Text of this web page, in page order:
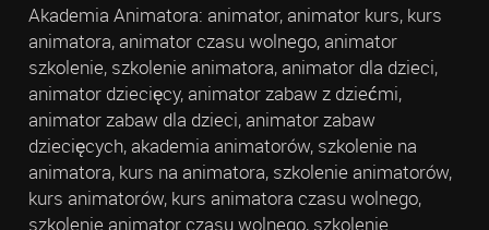
Akademia Animatora: animator, animator kurs, kurs
animatora, animator czasu wolnego, animator
szkolenie, szkolenie animatora, animator dla dzieci,
animator dziecięcy, animator zabaw z dziećmi,
animator zabaw dla dzieci, animator zabaw
dziecięcych, akademia animatorów, szkolenie na
animatora, kurs na animatora, szkolenie animatorów,
kurs animatorów, kurs animatora czasu wolnego,
szkolenie animator czasu wolnego, szkolenie